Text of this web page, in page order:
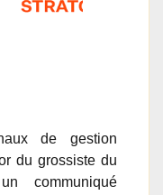
de gestion
du grossiste du
communiqué